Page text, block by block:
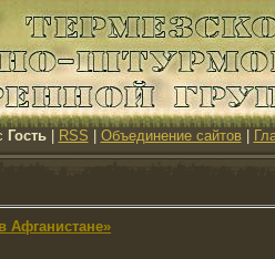
Гость| RSS Объединение сайтов|
Афганистане»